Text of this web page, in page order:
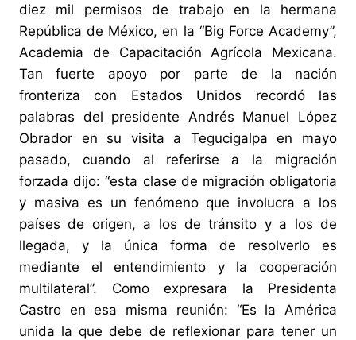
diez mil permisos de trabajo en la hermana
República de México, en la “Big Force Academy”,
Academia de Capacitación Agrícola Mexicana.
Tan fuerte apoyo por parte de la nación
fronteriza con Estados Unidos recordó las
palabras del presidente Andrés Manuel López
Obrador en su visita a Tegucigalpa en mayo
pasado, cuando al referirse a la migración
forzada dijo: “esta clase de migración obligatoria
y masiva es un fenómeno que involucra a los
países de origen, a los de tránsito y a los de
llegada, y la única forma de resolverlo es
mediante el entendimiento y la cooperación
multilateral”. Como expresara la Presidenta
Castro en esa misma reunión: “Es la América
unida la que debe de reflexionar para tener un